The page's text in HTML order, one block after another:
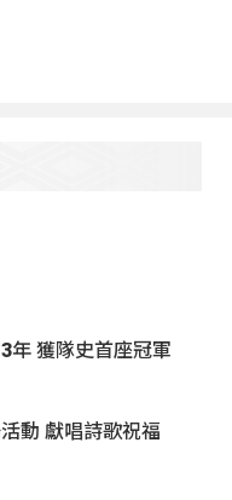
年 獲隊史首座冠軍
動 獻唱詩歌祝福